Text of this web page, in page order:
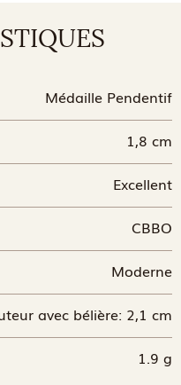
Médaille Pendentif
1,8 cm
Excellent
CBBO
Moderne
avec bélière: 2,1 cm
1.9 g